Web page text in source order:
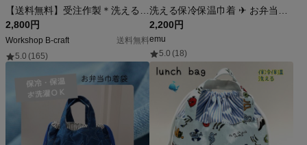
2,800円
Workshop B-craft
送料無料
5.0 (165)
2,200円
emu
5.0 (18)